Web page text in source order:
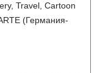
Travel, Cartoon
(Германия-